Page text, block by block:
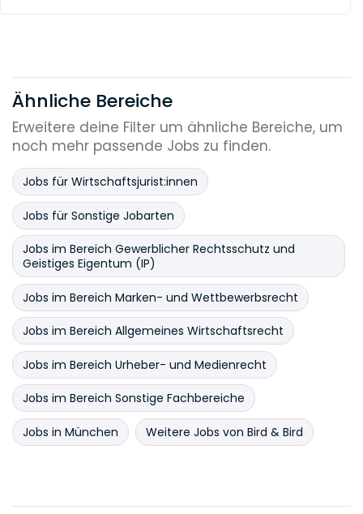
Ähnliche Bereiche
Erweitere deine Filter um ähnliche Bereiche, um
noch mehr passende Jobs zu finden.
Jobs für Wirtschaftsjurist:innen
Jobs für Sonstige Jobarten
Jobs im Bereich Gewerblicher Rechtsschutz und
Geistiges Eigentum (IP)
Jobs im Bereich Marken- und Wettbewerbsrecht
Jobs im Bereich Allgemeines Wirtschaftsrecht
Jobs im Bereich Urheber- und Medienrecht
Jobs im Bereich Sonstige Fachbereiche
Jobs in München Weitere Jobs von Bird & Bird